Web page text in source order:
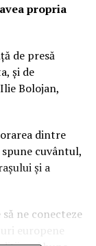
propria
de presă
și de
Bolojan,
dintre
cuvântul,
și a
ne conecteze